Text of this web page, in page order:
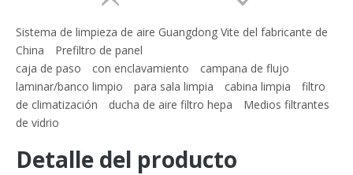
Sistema de limpieza de aire Guangdong Vite del fabricante de
China
Prefiltro de panel
caja de paso
con enclavamiento
campana de flujo
laminar/banco limpio
para sala limpia cabina limpia
filtro
de climatización
ducha de aire filtro hepa
Medios filtrantes
de vidrio
Detalle del producto